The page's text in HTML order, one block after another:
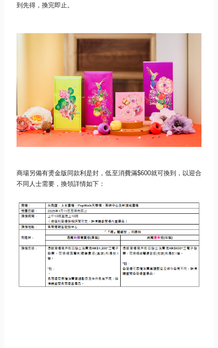
到先得，換完即止。
商場另備有燙金版同款利是封，低至消費滿$600就可換到， 以迎合
不同人士需要，換領詳情如下：